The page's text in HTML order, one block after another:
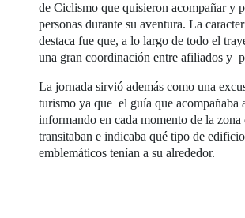
de Ciclismo que quisieron acompañar y
personas durante su aventura. La
destaca fue que, a lo largo de todo el
una gran coordinación entre afiliados y
La jornada sirvió además como una
turismo ya que el guía que acompañaba
informando en cada momento de la zona
transitaban e indicaba qué tipo de
emblemáticos tenían a su alrededor.